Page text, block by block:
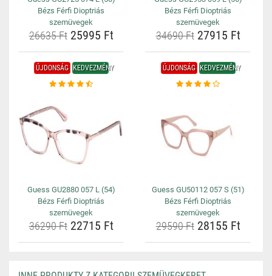
Bézs Férfi Dioptriás
szemüvegek
26635 Ft25995 Ft
Bézs Férfi Dioptriás
szemüvegek
34690 Ft27915 Ft
ÚJDONSÁG KEDVEZMÉNY
Guess GU2880 057 L (54)
Bézs Férfi Dioptriás
szemüvegek
36290 Ft22715 Ft
ÚJDONSÁG KEDVEZMÉNY
Guess GU50112 057 S (51)
Bézs Férfi Dioptriás
szemüvegek
29590 Ft28155 Ft